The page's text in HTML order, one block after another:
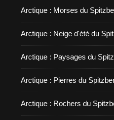
Arctique : Morses du
Arctique : Neige d'été du
Arctique : Paysages du
Arctique : Pierres du
Arctique : Rochers du